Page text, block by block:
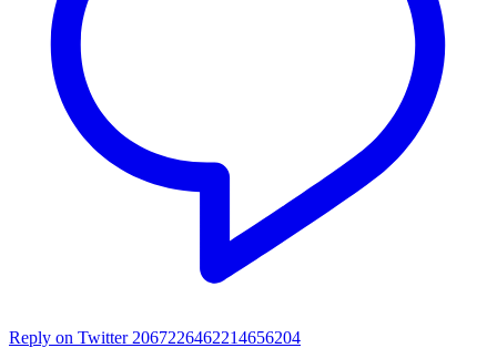
Reply on Twitter 2067226462214656204